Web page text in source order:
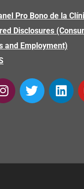
Pro Bono de la
Disclosures
and Employment)